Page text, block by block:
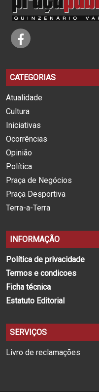
CATEGORIAS
Atualidade
Cultura
Iniciativas
Ocorrências
Opinião
Política
Praça de Negócios
Praça Desportiva
Terra-a-Terra
INFORMAÇÃO
Política de privacidade
Termos e condicoes
Ficha técnica
Estatuto Editorial
SERVIÇOS
Livro de reclamações